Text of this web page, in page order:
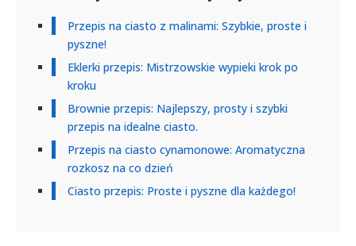
Przepis na ciasto z malinami: Szybkie, proste i
pyszne!
Eklerki przepis: Mistrzowskie wypieki krok po
kroku
Brownie przepis: Najlepszy, prosty i szybki
przepis na idealne ciasto.
Przepis na ciasto cynamonowe: Aromatyczna
rozkosz na co dzień
Ciasto przepis: Proste i pyszne dla każdego!